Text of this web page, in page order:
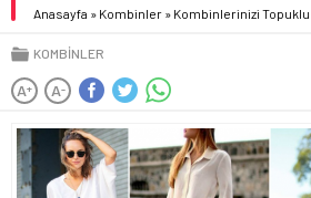
Anasayfa » Kombinler » Kombinlerinizi Topuklu
KOMBINLER
A+ A-